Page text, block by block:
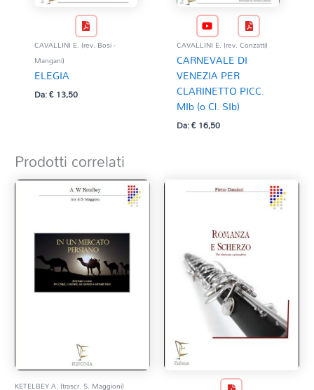
CAVALLINI E. (rev. Bosi -
Mangani)
ELEGIA
Da:€13,50
CAVALLINI E. (rev. Conzatti)
CARNEVALE DI
VENEZIA PER
CLARINETTO PICC.
MIb (o Cl. SIb)
Da:€16,50
Prodotti correlati
KETELBEY A. (trascr. S. Maggioni)